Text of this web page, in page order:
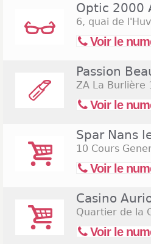
Optic 2000
6, quai de
Voir le
Passion
ZA La Burlière
Voir le
Spar Nans
10 Cours
Voir le
Casino
Quartier de la
Voir le